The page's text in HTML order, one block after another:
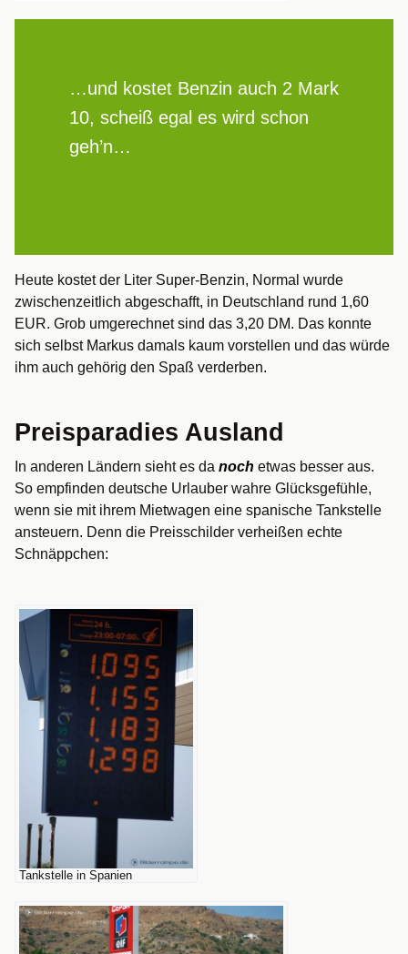
…und kostet Benzin auch 2 Mark
10, scheiß egal es wird schon
geh’n…
Heute kostet der Liter Super-Benzin, Normal wurde
zwischenzeitlich abgeschafft, in Deutschland rund 1,60
EUR. Grob umgerechnet sind das 3,20 DM. Das konnte
sich selbst Markus damals kaum vorstellen und das würde
ihm auch gehörig den Spaß verderben.
Preisparadies Ausland
In anderen Ländern sieht es da noch etwas besser aus.
So empfinden deutsche Urlauber wahre Glücksgefühle,
wenn sie mit ihrem Mietwagen eine spanische Tankstelle
ansteuern. Denn die Preisschilder verheißen echte
Schnäppchen:
Tankstelle in Spanien